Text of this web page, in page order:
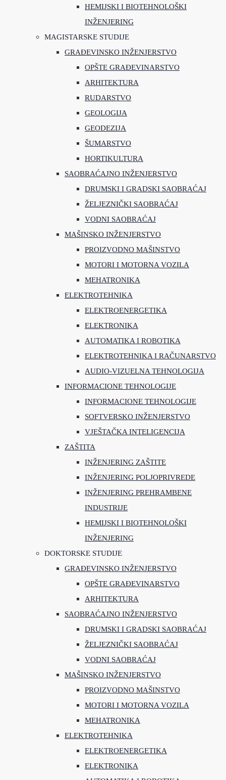
HEMIJSKI I BIOTEHNOLOŠKI
INŽENJERING
MAGISTARSKE STUDIJE
GRAĐEVINSKO INŽENJERSTVO
OPŠTE GRAĐEVINARSTVO
ARHITEKTURA
RUDARSTVO
GEOLOGIJA
GEODEZIJA
ŠUMARSTVO
HORTIKULTURA
SAOBRAĆAJNO INŽENJERSTVO
DRUMSKI I GRADSKI SAOBRAĆAJ
ŽELJEZNIČKI SAOBRAĆAJ
VODNI SAOBRAĆAJ
MAŠINSKO INŽENJERSTVO
PROIZVODNO MAŠINSTVO
MOTORI I MOTORNA VOZILA
MEHATRONIKA
ELEKTROTEHNIKA
ELEKTROENERGETIKA
ELEKTRONIKA
AUTOMATIKA I ROBOTIKA
ELEKTROTEHNIKA I RAČUNARSTVO
AUDIO-VIZUELNA TEHNOLOGIJA
INFORMACIONE TEHNOLOGIJE
INFORMACIONE TEHNOLOGIJE
SOFTVERSKO INŽENJERSTVO
VJEŠTAČKA INTELIGENCIJA
ZAŠTITA
INŽENJERING ZAŠTITE
INŽENJERING POLJOPRIVREDE
INŽENJERING PREHRAMBENE
INDUSTRIJE
HEMIJSKI I BIOTEHNOLOŠKI
INŽENJERING
DOKTORSKE STUDIJE
GRAĐEVINSKO INŽENJERSTVO
OPŠTE GRAĐEVINARSTVO
ARHITEKTURA
SAOBRAĆAJNO INŽENJERSTVO
DRUMSKI I GRADSKI SAOBRAĆAJ
ŽELJEZNIČKI SAOBRAĆAJ
VODNI SAOBRAĆAJ
MAŠINSKO INŽENJERSTVO
PROIZVODNO MAŠINSTVO
MOTORI I MOTORNA VOZILA
MEHATRONIKA
ELEKTROTEHNIKA
ELEKTROENERGETIKA
ELEKTRONIKA